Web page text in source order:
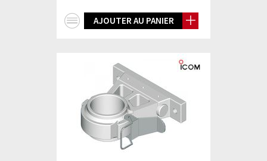
AJOUTER AU PANIER